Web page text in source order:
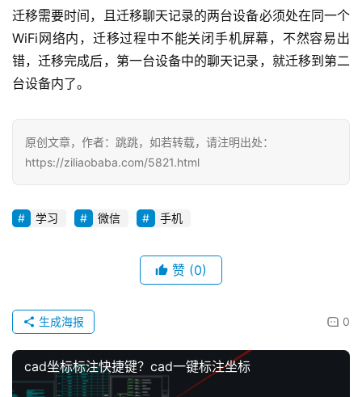
迁移需要时间，且迁移聊天记录的两台设备必须处在同一个
WiFi网络内，迁移过程中不能关闭手机屏幕，不然容易出
错，迁移完成后，第一台设备中的聊天记录，就迁移到第二
台设备内了。
原创文章，作者：跳跳，如若转载，请注明出处：
https://ziliaobaba.com/5821.html
学习 微信 手机
赞 (0)
0
生成海报
cad坐标标注快捷键？cad一键标注坐标